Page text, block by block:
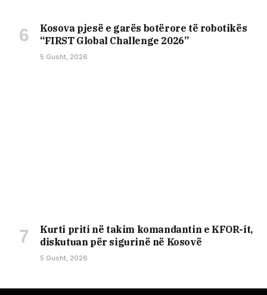
Kosova pjesë e garës botërore të robotikës
“FIRST Global Challenge 2026”
5 Gusht, 2026
Kurti priti në takim komandantin e KFOR-it,
diskutuan për sigurinë në Kosovë
5 Gusht, 2026